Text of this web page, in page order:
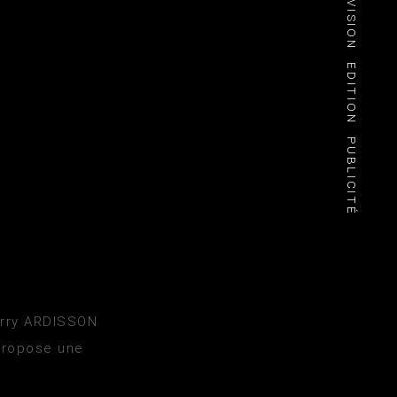
EDITION
PUBLICITÉ
ARDISSON
une